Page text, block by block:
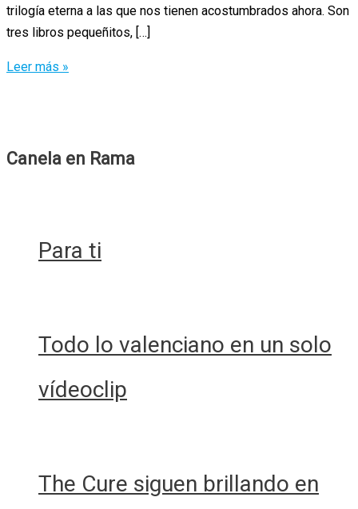
trilogía eterna a las que nos tienen acostumbrados ahora. Son
tres libros pequeñitos, […]
Claus
Agota
Leer más »
Canela en Rama
Para ti
Todo lo valenciano en un solo
vídeoclip
The Cure siguen brillando en